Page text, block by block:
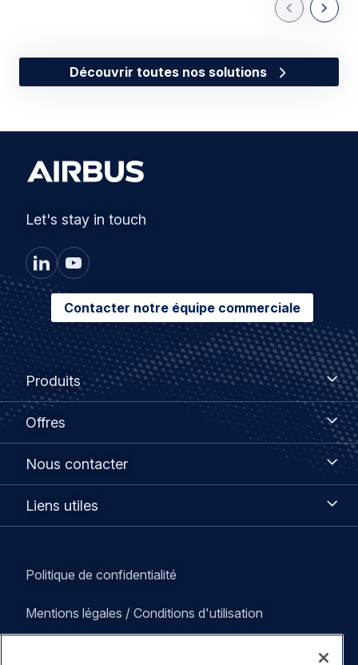
PreviousNext
Découvrir toutes nos solutions
Let's stay in touch
Contacter notre équipe commerciale
Footer
menu
Produits
Produits
Offres
Offres
Nous contacter
Liens utiles
Legal
Politique de confidentialité
Mentions légales / Conditions d'utilisation